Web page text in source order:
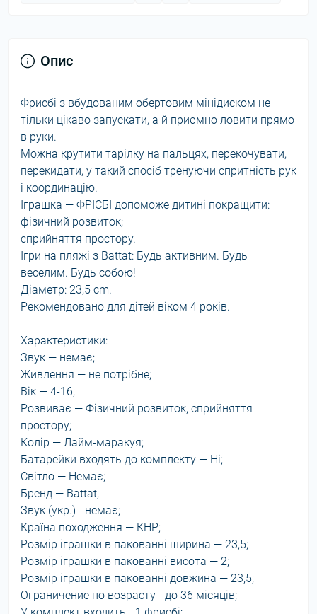
Опис
Фрисбі з вбудованим обертовим мінідиском не
тільки цікаво запускати, а й приємно ловити прямо
в руки.
Можна крутити тарілку на пальцях, перекочувати,
перекидати, у такий спосіб тренуючи спритність рук
і координацію.
Іграшка — ФРІСБІ допоможе дитині покращити:
фізичний розвиток;
сприйняття простору.
Ігри на пляжі з Battat: Будь активним. Будь
веселим. Будь собою!
Діаметр: 23,5 cm.
Рекомендовано для дітей віком 4 років.
Характеристики:
Звук — немає;
Живлення — не потрібне;
Вік — 4-16;
Розвиває — Фізичний розвиток, сприйняття
простору;
Колір — Лайм-маракуя;
Батарейки входять до комплекту — Ні;
Світло — Немає;
Бренд — Battat;
Звук (укр.) - немає;
Країна походження — КНР;
Розмір іграшки в пакованні ширина — 23,5;
Розмір іграшки в пакованні висота — 2;
Розмір іграшки в пакованні довжина — 23,5;
Ограничение по возрасту - до 36 місяців;